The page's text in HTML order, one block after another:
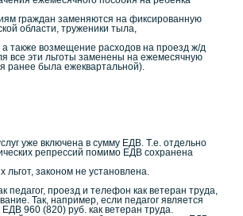
граждан заменяются на фиксированную
области, труженики тыла,
также возмещение расходов на проезд ж/д
все эти льготы заменены на ежемесячную
ранее была ежеквартальной).
уже включена в сумму ЕДВ. Т.е. отдельно
репрессий помимо ЕДВ сохранена
законом не установлена.
проезд и телефон как ветеран труда,
Так, например, если педагог является
960 (820) руб. как ветеран труда.